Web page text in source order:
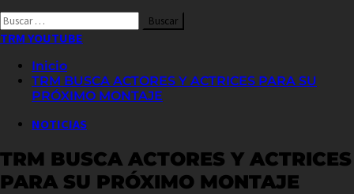
Buscar
por:
TRM YOUTUBE
Inicio
TRM BUSCA ACTORES Y ACTRICES PARA SU
PRÓXIMO MONTAJE
NOTICIAS
TRM BUSCA ACTORES Y ACTRICES
PARA SU PRÓXIMO MONTAJE